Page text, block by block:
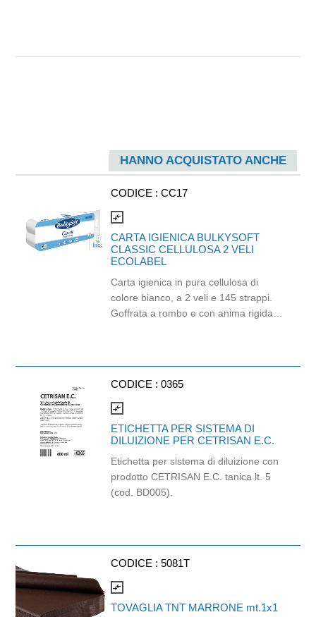
HANNO ACQUISTATO ANCHE
CODICE : CC17
compare_arrows
CARTA IGIENICA BULKYSOFT
CLASSIC CELLULOSA 2 VELI
ECOLABEL
Carta igienica in pura cellulosa di
colore bianco, a 2 veli e 145 strappi.
Goffrata a rombo e con anima rigida
rotolo 15,22 mt.
CODICE : 0365
compare_arrows
ETICHETTA PER SISTEMA DI
DILUIZIONE PER CETRISAN E.C.
Etichetta per sistema di diluizione con
prodotto CETRISAN E.C. tanica lt. 5
(cod. BD005).
CODICE : 5081T
compare_arrows
TOVAGLIA TNT MARRONE mt.1x1